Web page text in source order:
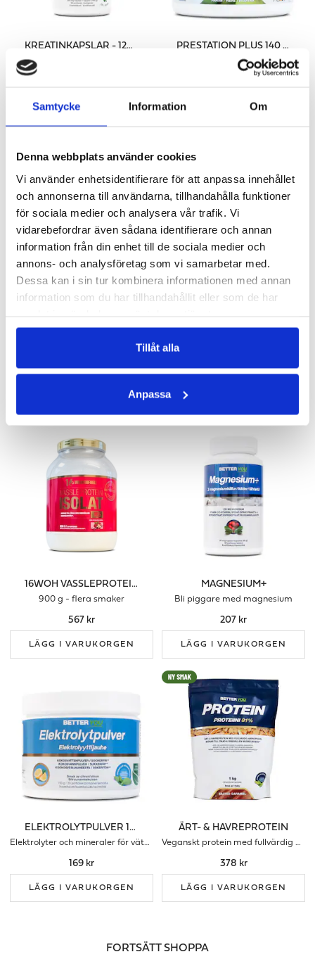
Samtycke Information Om
Denna webbplats använder cookies
Vi använder enhetsidentifierare för att anpassa innehållet
och annonserna till användarna, tillhandahålla funktioner
för sociala medier och analysera vår trafik. Vi
vidarebefordrar även sådana identifierare och annan
information från din enhet till de sociala medier och
annons- och analysföretag som vi samarbetar med.
Dessa kan i sin tur kombinera informationen med annan
information som du har tillhandahållit eller som de har
Tillåt alla
Anpassa
KREATINKAPSLAR - 120 KAPS
Kreatin i kapselformat
LÄGG I VARUKORGEN
PRESTATION PLUS 140 G - PÄRON
PEAK ATP®, myHMB® & Kreatin
LÄGG I VARUKORGEN
311 kr 311 kr
ANDRA KÖPTE
16WOH VASSLEPROTEINISOLAT
900 g - flera smaker
567 kr
LÄGG I VARUKORGEN
MAGNESIUM+
Bli piggare med magnesium
207 kr
LÄGG I VARUKORGEN
ELEKTROLYTPULVER 150 G
Elektrolyter och mineraler för vätskebalansen
169 kr
LÄGG I VARUKORGEN
ÄRT- & HAVREPROTEIN
Veganskt protein med fullvärdig aminoprofil
378 kr
LÄGG I VARUKORGEN
FORTSÄTT SHOPPA